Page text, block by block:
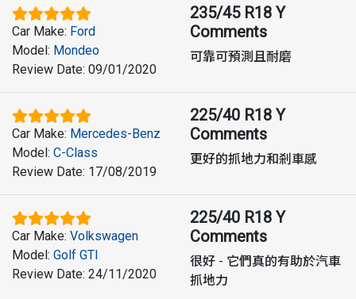
Car Make: Ford
Model: Mondeo
Review Date: 09/01/2020
235/45 R18 Y
Comments
可靠可預測且耐磨
Car Make: Mercedes-Benz
Model: C-Class
Review Date: 17/08/2019
225/40 R18 Y
Comments
更好的抓地力和剎車感
Car Make: Volkswagen
Model: Golf GTI
Review Date: 24/11/2020
225/40 R18 Y
Comments
很好 - 它們真的有助於汽車
抓地力